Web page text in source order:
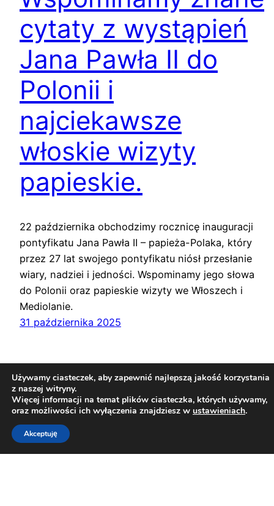
cytaty z wystąpień
Jana Pawła II do
Polonii i
najciekawsze
włoskie wizyty
papieskie.
22 października obchodzimy rocznicę inauguracji
pontyfikatu Jana Pawła II – papieża-Polaka, który
przez 27 lat swojego pontyfikatu niósł przesłanie
wiary, nadziei i jedności. Wspominamy jego słowa
do Polonii oraz papieskie wizyty we Włoszech i
Mediolanie.
31 października 2025
Związek Polaków w Mediolanie
Używamy ciasteczek, aby zapewnić najlepszą jakość korzystania
z naszej witryny.
Więcej informacji na temat plików ciasteczka, których używamy,
oraz możliwości ich wyłączenia znajdziesz w ustawieniach.
Akceptuję